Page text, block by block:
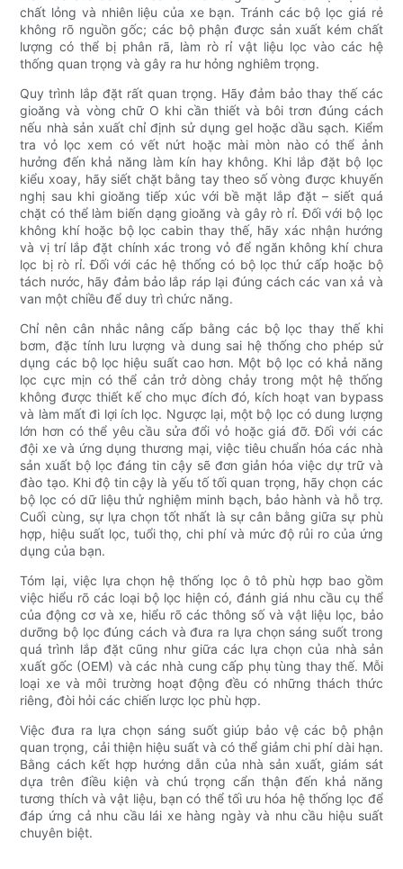
chất lỏng và nhiên liệu của xe bạn. Tránh các bộ lọc giá rẻ
không rõ nguồn gốc; các bộ phận được sản xuất kém chất
lượng có thể bị phân rã, làm rò rỉ vật liệu lọc vào các hệ
thống quan trọng và gây ra hư hỏng nghiêm trọng.
Quy trình lắp đặt rất quan trọng. Hãy đảm bảo thay thế các
gioăng và vòng chữ O khi cần thiết và bôi trơn đúng cách
nếu nhà sản xuất chỉ định sử dụng gel hoặc dầu sạch. Kiểm
tra vỏ lọc xem có vết nứt hoặc mài mòn nào có thể ảnh
hưởng đến khả năng làm kín hay không. Khi lắp đặt bộ lọc
kiểu xoay, hãy siết chặt bằng tay theo số vòng được khuyến
nghị sau khi gioăng tiếp xúc với bề mặt lắp đặt – siết quá
chặt có thể làm biến dạng gioăng và gây rò rỉ. Đối với bộ lọc
không khí hoặc bộ lọc cabin thay thế, hãy xác nhận hướng
và vị trí lắp đặt chính xác trong vỏ để ngăn không khí chưa
lọc bị rò rỉ. Đối với các hệ thống có bộ lọc thứ cấp hoặc bộ
tách nước, hãy đảm bảo lắp ráp lại đúng cách các van xả và
van một chiều để duy trì chức năng.
Chỉ nên cân nhắc nâng cấp bằng các bộ lọc thay thế khi
bơm, đặc tính lưu lượng và dung sai hệ thống cho phép sử
dụng các bộ lọc hiệu suất cao hơn. Một bộ lọc có khả năng
lọc cực mịn có thể cản trở dòng chảy trong một hệ thống
không được thiết kế cho mục đích đó, kích hoạt van bypass
và làm mất đi lợi ích lọc. Ngược lại, một bộ lọc có dung lượng
lớn hơn có thể yêu cầu sửa đổi vỏ hoặc giá đỡ. Đối với các
đội xe và ứng dụng thương mại, việc tiêu chuẩn hóa các nhà
sản xuất bộ lọc đáng tin cậy sẽ đơn giản hóa việc dự trữ và
đào tạo. Khi độ tin cậy là yếu tố tối quan trọng, hãy chọn các
bộ lọc có dữ liệu thử nghiệm minh bạch, bảo hành và hỗ trợ.
Cuối cùng, sự lựa chọn tốt nhất là sự cân bằng giữa sự phù
hợp, hiệu suất lọc, tuổi thọ, chi phí và mức độ rủi ro của ứng
dụng của bạn.
Tóm lại, việc lựa chọn hệ thống lọc ô tô phù hợp bao gồm
việc hiểu rõ các loại bộ lọc hiện có, đánh giá nhu cầu cụ thể
của động cơ và xe, hiểu rõ các thông số và vật liệu lọc, bảo
dưỡng bộ lọc đúng cách và đưa ra lựa chọn sáng suốt trong
quá trình lắp đặt cũng như giữa các lựa chọn của nhà sản
xuất gốc (OEM) và các nhà cung cấp phụ tùng thay thế. Mỗi
loại xe và môi trường hoạt động đều có những thách thức
riêng, đòi hỏi các chiến lược lọc phù hợp.
Việc đưa ra lựa chọn sáng suốt giúp bảo vệ các bộ phận
quan trọng, cải thiện hiệu suất và có thể giảm chi phí dài hạn.
Bằng cách kết hợp hướng dẫn của nhà sản xuất, giám sát
dựa trên điều kiện và chú trọng cẩn thận đến khả năng
tương thích và vật liệu, bạn có thể tối ưu hóa hệ thống lọc để
đáp ứng cả nhu cầu lái xe hàng ngày và nhu cầu hiệu suất
chuyên biệt.